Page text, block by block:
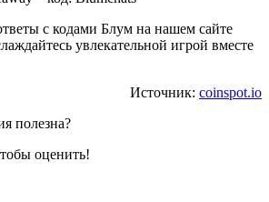
с кодами Блум на нашем сайте
увлекательной игрой вместе
Источник: coinspot.io
полезна?
оценить!